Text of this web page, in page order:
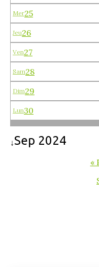
Mer25
Jeu26
Ven27
Sam28
Dim29
Lun30
↓Sep 2024
«